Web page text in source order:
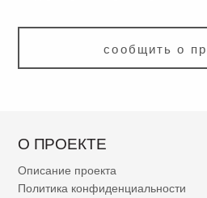
сообщить о
О ПРОЕКТЕ
Описание проекта
Политика конфиденциальности